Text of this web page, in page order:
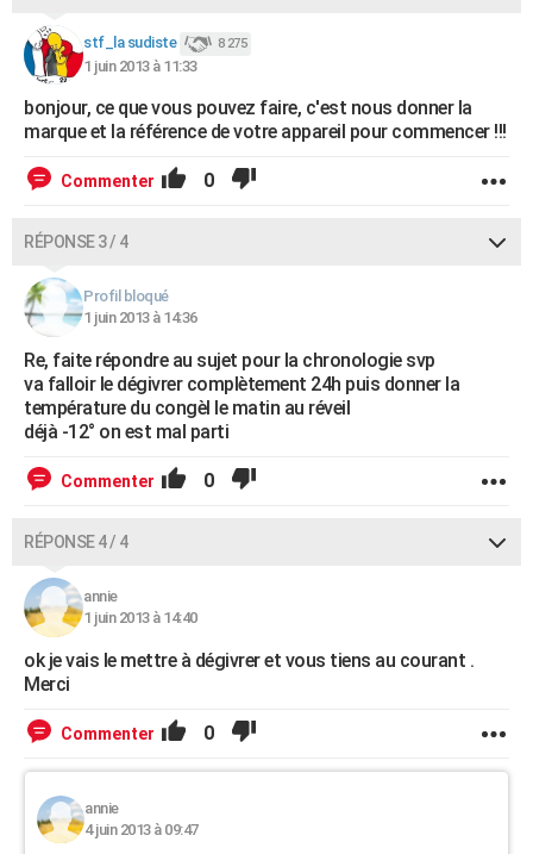
stf_la sudiste 8 275
1 juin 2013 à 11:33
bonjour, ce que vous pouvez faire, c'est nous donner la
marque et la référence de votre appareil pour commencer !!!
Commenter 0
RÉPONSE 3 / 4
Profil bloqué
1 juin 2013 à 14:36
Re, faite répondre au sujet pour la chronologie svp
va falloir le dégivrer complètement 24h puis donner la
température du congèl le matin au réveil
déjà -12° on est mal parti
Commenter 0
RÉPONSE 4 / 4
annie
1 juin 2013 à 14:40
ok je vais le mettre à dégivrer et vous tiens au courant .
Merci
Commenter 0
annie
4 juin 2013 à 09:47